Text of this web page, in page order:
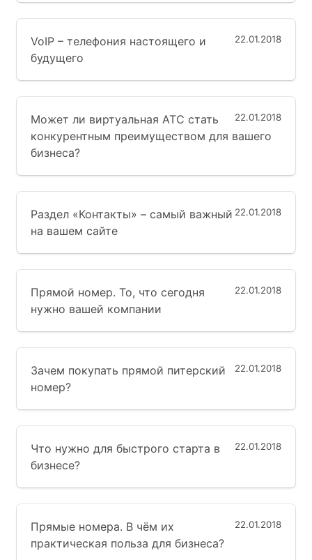
22.01.2018
VoIP – телефония настоящего и
будущего
22.01.2018
Может ли виртуальная АТС стать
конкурентным преимуществом для вашего
бизнеса?
22.01.2018
Раздел «Контакты» – самый важный
на вашем сайте
22.01.2018
Прямой номер. То, что сегодня
нужно вашей компании
22.01.2018
Зачем покупать прямой питерский
номер?
22.01.2018
Что нужно для быстрого старта в
бизнесе?
22.01.2018
Прямые номера. В чём их
практическая польза для бизнеса?